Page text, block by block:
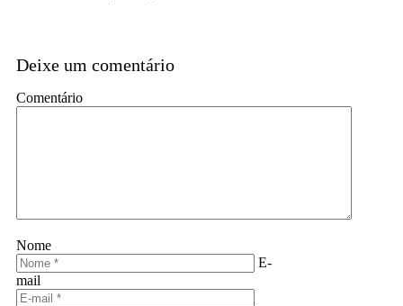
Deixe um comentário
Comentário
Nome
E-
mail